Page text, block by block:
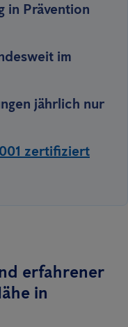
in Prävention
im
jährlich nur
zertifiziert
erfahrener
in